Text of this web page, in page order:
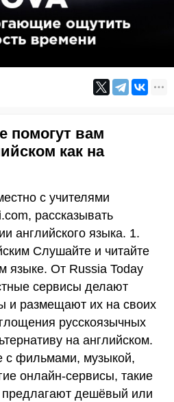
помогут вам
как на
с учителями
рассказывать
английского языка. 1.
Слушайте и читайте
языке. От Russia Today
сервисы делают
и размещают их на своих
русскоязычных
на английском.
с фильмами, музыкой,
онлайн-сервисы, такие
предлагают дешёвый или